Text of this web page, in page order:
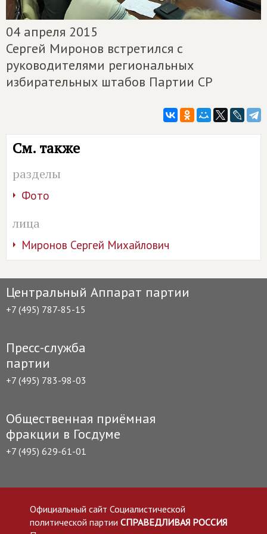
04 апреля 2015
Сергей Миронов встретился с
руководителями региональных
избирательных штабов Партии СР
См. также
разделы
Фото
лица
Миронов Сергей Михайлович
Центральный Аппарат партии
+7 (495) 787-85-15
Пресс-служба
партии
+7 (495) 783-98-03
Общественная приёмная
фракции в Госдуме
+7 (495) 629-61-01
Официальный сайт Социалистической
политической партии СПРАВЕДЛИВАЯ РОССИЯ